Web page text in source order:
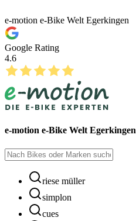
e-motion e-Bike Welt Egerkingen
Google Rating
4.6
e-motion e-Bike Welt Egerkingen
riese müller
simplon
cues